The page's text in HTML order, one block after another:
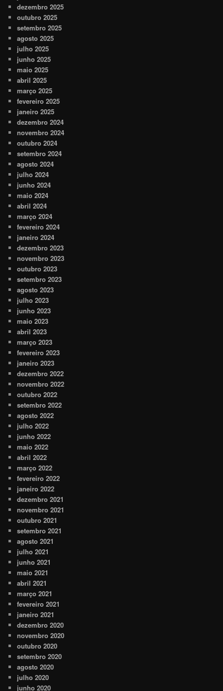
dezembro 2025
outubro 2025
setembro 2025
agosto 2025
julho 2025
junho 2025
maio 2025
abril 2025
março 2025
fevereiro 2025
janeiro 2025
dezembro 2024
novembro 2024
outubro 2024
setembro 2024
agosto 2024
julho 2024
junho 2024
maio 2024
abril 2024
março 2024
fevereiro 2024
janeiro 2024
dezembro 2023
novembro 2023
outubro 2023
setembro 2023
agosto 2023
julho 2023
junho 2023
maio 2023
abril 2023
março 2023
fevereiro 2023
janeiro 2023
dezembro 2022
novembro 2022
outubro 2022
setembro 2022
agosto 2022
julho 2022
junho 2022
maio 2022
abril 2022
março 2022
fevereiro 2022
janeiro 2022
dezembro 2021
novembro 2021
outubro 2021
setembro 2021
agosto 2021
julho 2021
junho 2021
maio 2021
abril 2021
março 2021
fevereiro 2021
janeiro 2021
dezembro 2020
novembro 2020
outubro 2020
setembro 2020
agosto 2020
julho 2020
junho 2020